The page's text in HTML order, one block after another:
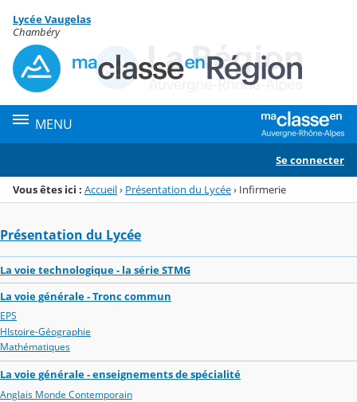
Menu de la rubrique
Contenu
Lycée Vaugelas
Chambéry
MENU
Se connecter
Vous êtes ici : Accueil› Présentation du Lycée› Infirmerie
Présentation du Lycée
La voie technologique - la série STMG
La voie générale - Tronc commun
EPS
HIstoire-Géographie
Mathématiques
La voie générale - enseignements de spécialité
Anglais Monde Contemporain